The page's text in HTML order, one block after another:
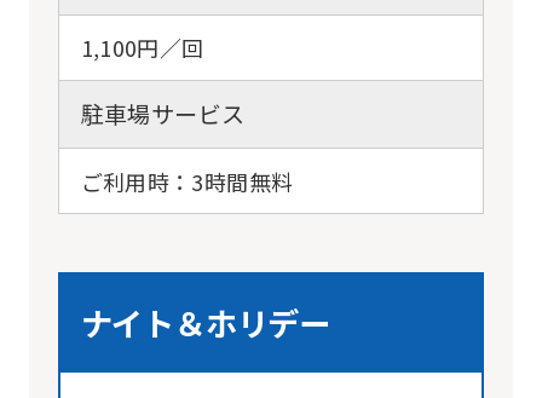
1,100円／回
駐車場サービス
ご利用時：3時間無料
ナイト＆ホリデー
For
foreigners
Sports
official
website